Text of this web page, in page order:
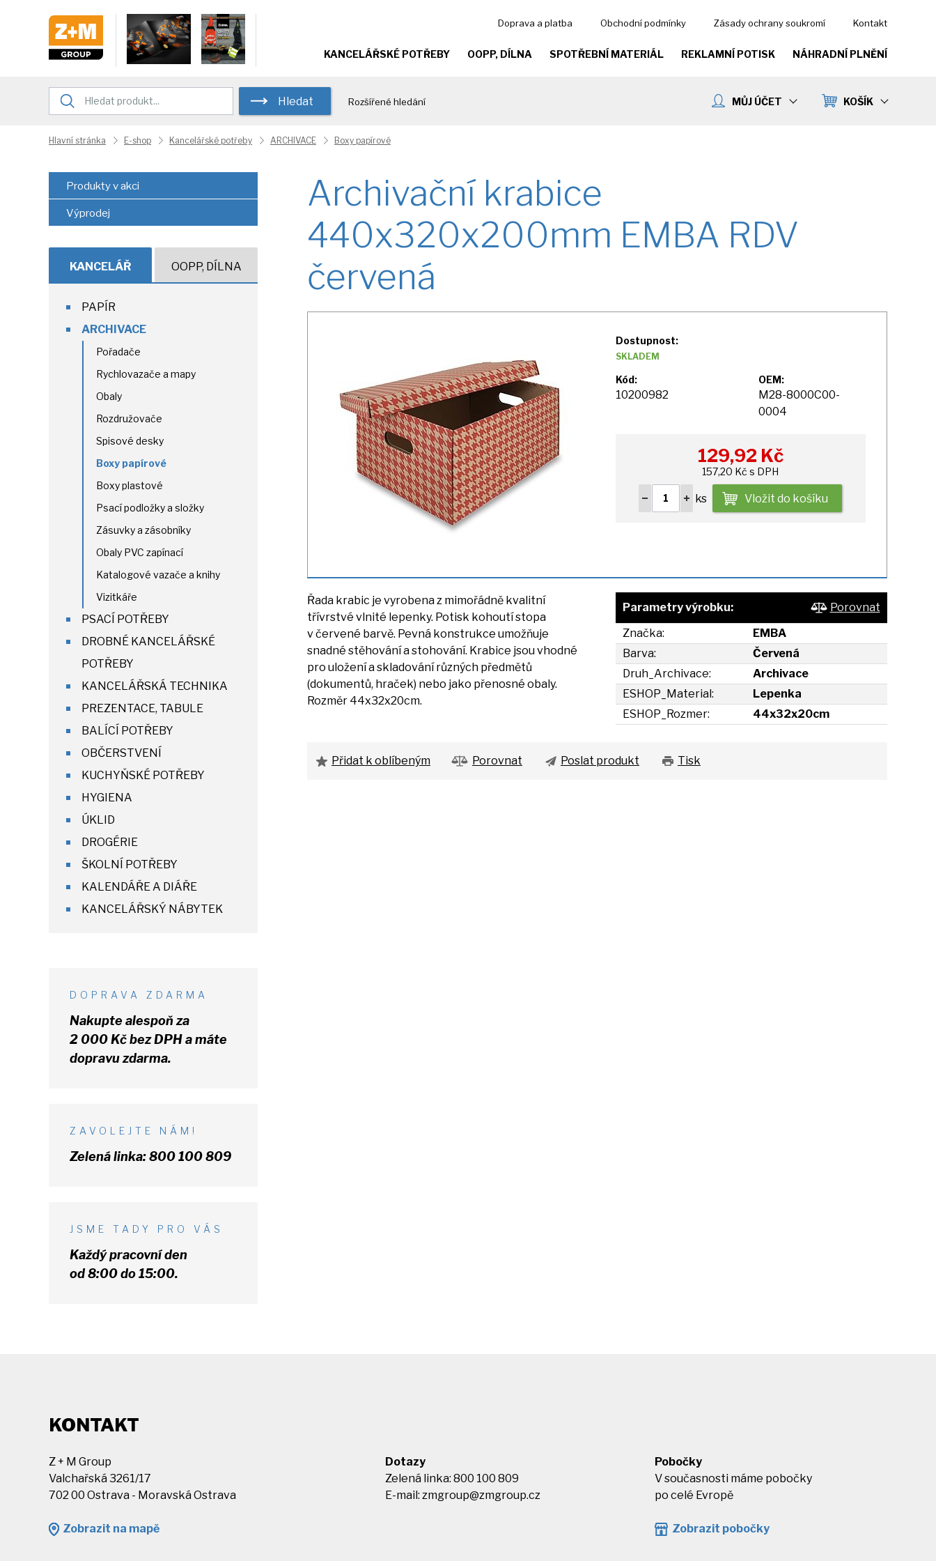
Doprava a platba Obchodní podmínky Zásady ochrany soukromí Kontakt
KANCELÁŘSKÉ POTŘEBY OOPP, DÍLNA SPOTŘEBNÍ MATERIÁL REKLAMNÍ POTISK NÁHRADNÍ PLNĚNÍ
Hledat Rozšířené hledání KOŠÍK
MŮJ ÚČET
Hlavní stránka E-shop Kancelářské potřeby ARCHIVACE Boxy papírové
Archivační krabice
440x320x200mm EMBA RDV
červená
Dostupnost:
SKLADEM
Kód:
10200982
OEM:
M28-8000C00-
0004
129,92 Kč
157,20 Kč s DPH
ks Vložit do košíku
Řada krabic je vyrobenaz mimořádně kvalitní
třívrstvé vlnité lepenky. Potisk kohoutí stopa
včervené barvě. Pevná konstrukce umožňuje
snadné stěhováníastohování. Krabice jsou vhodné
pro uloženíaskladování různých předmětů
(dokumentů, hraček) nebo jako přenosné obaly.
Rozměr 44x32x20cm.
Parametry výrobku:
Porovnat
Značka:
EMBA
Barva:
Červená
Druh_Archivace:
Archivace
ESHOP_Material:
Lepenka
ESHOP_Rozmer:
44x32x20cm
Přidat k oblíbeným Porovnat Poslat produkt Tisk
Produkty v akci
Výprodej
KANCELÁŘ OOPP, DÍLNA
PAPÍR
ARCHIVACE
Pořadače
Rychlovazače a mapy
Obaly
Rozdružovače
Spisové desky
Boxy papírové
Boxy plastové
Psací podložky a složky
Zásuvky a zásobníky
Obaly PVC zapínací
Katalogové vazače a knihy
Vizitkáře
PSACÍ POTŘEBY
DROBNÉ KANCELÁŘSKÉ
POTŘEBY
KANCELÁŘSKÁ TECHNIKA
PREZENTACE, TABULE
BALÍCÍ POTŘEBY
OBČERSTVENÍ
KUCHYŇSKÉ POTŘEBY
HYGIENA
ÚKLID
DROGÉRIE
ŠKOLNÍ POTŘEBY
KALENDÁŘE A DIÁŘE
KANCELÁŘSKÝ NÁBYTEK
DOPRAVA ZDARMA
Nakupte alespoň za
2 000 Kčbez DPHa máte
dopravu zdarma.
ZAVOLEJTE NÁM!
Zelená linka:800 100 809
JSME TADY PRO VÁS
Každý pracovní den
od 8:00 do 15:00.
KONTAKT
Z + M Group
Valchařská 3261/17
702 00 Ostrava - Moravská Ostrava
Zobrazit na mapě
Dotazy
Zelená linka: 800 100 809
E-mail:zmgroup@zmgroup.cz
Pobočky
V současnosti máme pobočky
po celé Evropě
Zobrazit pobočky